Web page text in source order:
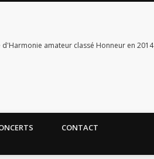
d'Harmonie amateur classé Honneur en 2014
CONTACT